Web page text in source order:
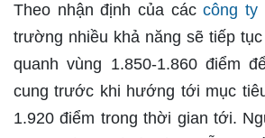
Theo nhận định của cáccông ty
trường nhiều khả năng sẽ tiếp
quanh vùng 1.850-1.860 điểm
cung trước khi hướng tới mục
1.920 điểm trong thời gian tới.